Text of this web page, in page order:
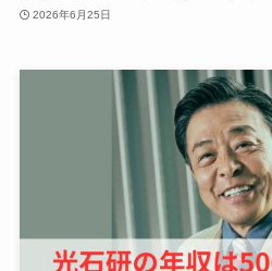
2026年6月25日